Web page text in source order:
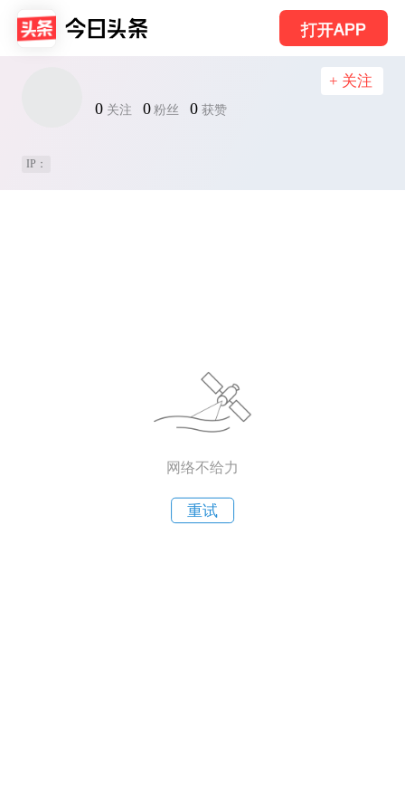
打开APP
0 关注 0 粉丝 0 获赞
+ 关注
IP：
网络不给力
重试